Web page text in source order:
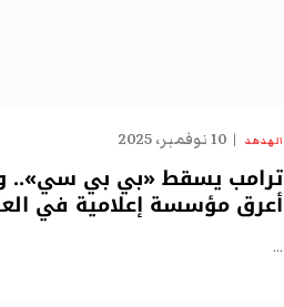
الهدهد 10 نوفمبر، 2025
ترامب يسقط «بي بي سي»..
أعرق مؤسسة إعلامية في
…